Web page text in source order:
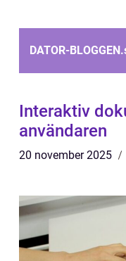
DATOR-BLOGGEN.
Interaktiv
användaren
20 november 2025